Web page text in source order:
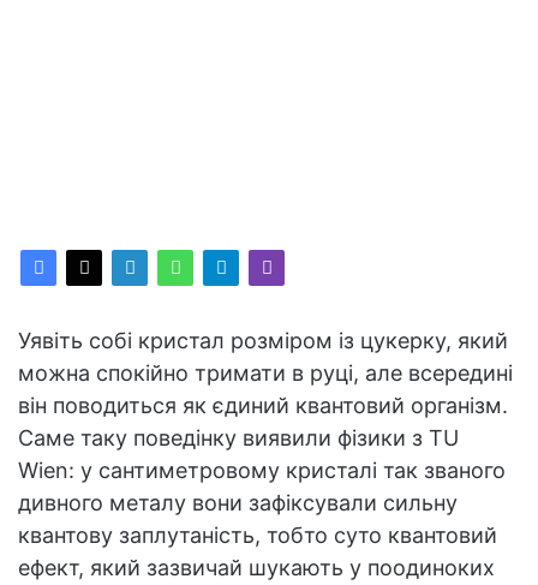
Уявіть собі кристал розміром із цукерку, який
можна спокійно тримати в руці, але всередині
він поводиться як єдиний квантовий організм.
Саме таку поведінку виявили фізики з TU
Wien: у сантиметровому кристалі так званого
дивного металу вони зафіксували сильну
квантову заплутаність, тобто суто квантовий
ефект, який зазвичай шукають у поодиноких